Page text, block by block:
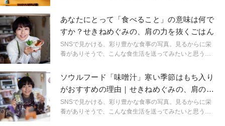
人も少なくないはずです。時間もない、料理が得意じゃ
ない、不器用なあなたに伝えたい「頑張らないごは
ん」。意識すべきポイントは、とってもシンプルです。
今日からできる「簡単な食養生」、教えてくれるのはマ
クロビオティックマイスターの関根愛さんです。
あなたにとって「食べること」の意味は何で
すか？せきねめぐみの、肩の力を抜くごはん
SNSで見かける、彩り豊かな食事の写真。見るからに栄
養がありそうで、こんな食生活を送ってみたいと思う人
人も少なくないはずです。時間もない、料理が得意じゃ
ない、不器用なあなたに伝えたい「頑張らないごは
ん」。意識すべきポイントは、とってもシンプルです。
今日からできる「簡単な食養生」、教えてくれるのはマ
クロビオティックマイスターの関根愛さんです。
ソウルフード「味噌汁」寒い季節はもち入り
がおすすめの理由｜せきねめぐみの、肩の力
を抜くごはん
SNSで見かける、彩り豊かな食事の写真。見るからに栄
養がありそうで、こんな食生活を送ってみたいと思う人